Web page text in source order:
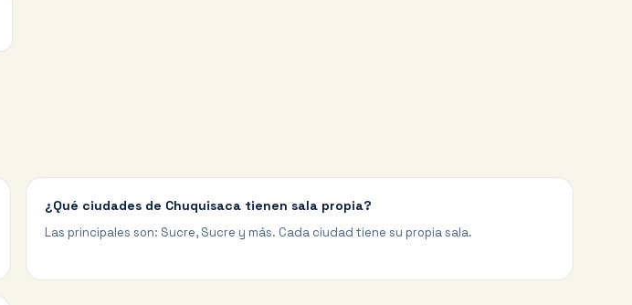
¿Qué ciudades de Chuquisaca tienen sala propia?
Las principales son: Sucre, Sucre y más. Cada ciudad tiene su propia sala.